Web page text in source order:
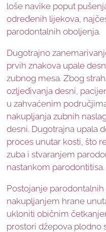
loše navike poput
određenih lijekova,
parodontalnih oboljenja.
Dugotrajno
prvih znakova upale
zubnog mesa. Zbog
ozljeđivanja desni,
u zahvaćenim
nakupljanja zubnih
desni. Dugotrajna upala
proces unutar kosti, što
zuba i stvaranjem
nastankom parodontitisa.
Postojanje
nakupljanjem hrane
ukloniti običnim
prostori džepova plodno